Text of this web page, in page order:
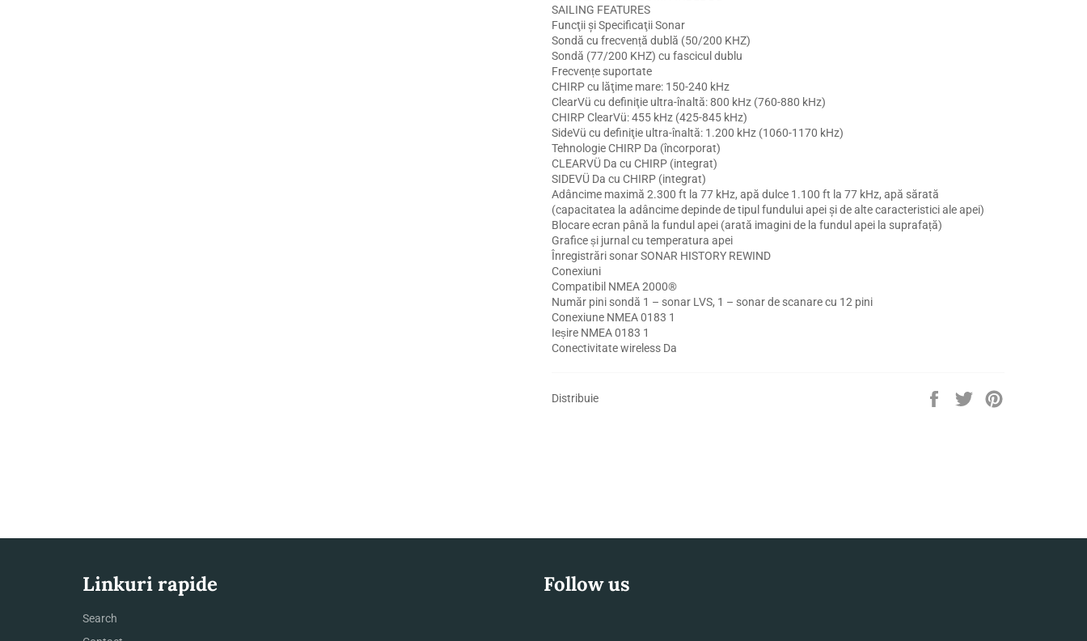
SAILING FEATURES
Funcţii şi Specificaţii Sonar
Sondă cu frecvență dublă (50/200 KHZ)
Sondă (77/200 KHZ) cu fascicul dublu
Frecvențe suportate
CHIRP cu lăţime mare: 150-240 kHz
ClearVü cu definiţie ultra-înaltă: 800 kHz (760-880 kHz)
CHIRP ClearVü: 455 kHz (425-845 kHz)
SideVü cu definiţie ultra-înaltă: 1.200 kHz (1060-1170 kHz)
Tehnologie CHIRP Da (încorporat)
CLEARVÜ Da cu CHIRP (integrat)
SIDEVÜ Da cu CHIRP (integrat)
Adâncime maximă 2.300 ft la 77 kHz, apă dulce 1.100 ft la 77 kHz, apă sărată
(capacitatea la adâncime depinde de tipul fundului apei şi de alte caracteristici ale apei)
Blocare ecran până la fundul apei (arată imagini de la fundul apei la suprafață)
Grafice și jurnal cu temperatura apei
Înregistrări sonar SONAR HISTORY REWIND
Conexiuni
Compatibil NMEA 2000®
Număr pini sondă 1 – sonar LVS, 1 – sonar de scanare cu 12 pini
Conexiune NMEA 0183 1
Ieșire NMEA 0183 1
Conectivitate wireless Da
Distribuie
DistribuieTrimite
Tweet
Linkuri rapide
Search
Follow us